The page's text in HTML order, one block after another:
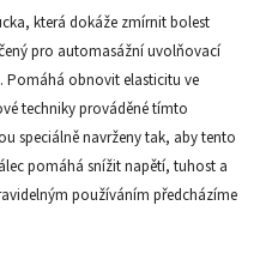
která dokáže zmírnit bolest
pro automasážní uvolňovací
Pomáhá obnovit elasticitu ve
techniky prováděné tímto
speciálně navrženy tak, aby tento
pomáhá snížit napětí, tuhost a
používáním předcházíme